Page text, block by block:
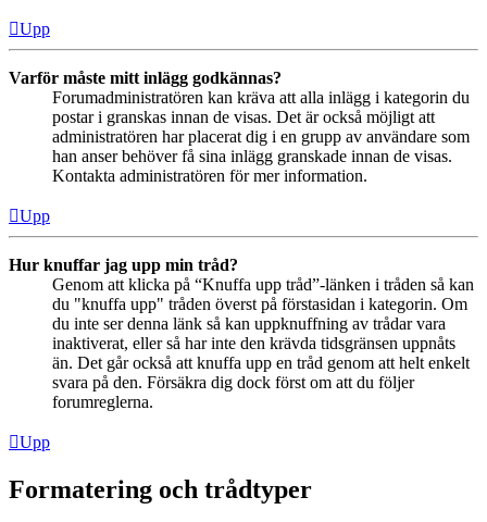
Upp
Varför måste mitt inlägg godkännas?
Forumadministratören kan kräva att alla inlägg i kategorin du
postar i granskas innan de visas. Det är också möjligt att
administratören har placerat dig i en grupp av användare som
han anser behöver få sina inlägg granskade innan de visas.
Kontakta administratören för mer information.
Upp
Hur knuffar jag upp min tråd?
Genom att klicka på “Knuffa upp tråd”-länken i tråden så kan
du "knuffa upp" tråden överst på förstasidan i kategorin. Om
du inte ser denna länk så kan uppknuffning av trådar vara
inaktiverat, eller så har inte den krävda tidsgränsen uppnåts
än. Det går också att knuffa upp en tråd genom att helt enkelt
svara på den. Försäkra dig dock först om att du följer
forumreglerna.
Upp
Formatering och trådtyper